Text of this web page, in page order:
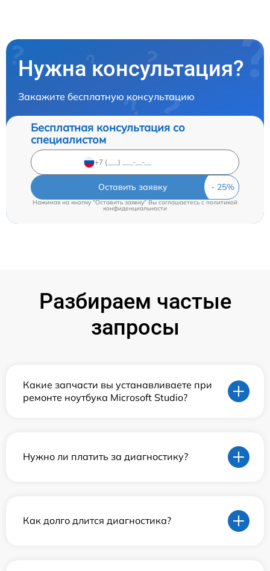
Нужна консультация?
Закажите бесплатную консультацию
Бесплатная консультация со
специалистом
Оставить заявку
Нажимая на кнопку "Оставить заявку" Вы соглашаетесь cполитикой
конфиденциальности
Разбираем частые
запросы
Какие запчасти вы устанавливаете при
ремонте ноутбука Microsoft Studio?
Нужно ли платить за диагностику?
Как долго длится диагностика?